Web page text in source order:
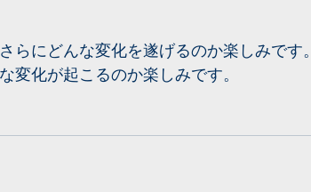
らにどんな変化を遂げるのか楽しみです。
変化が起こるのか楽しみです。